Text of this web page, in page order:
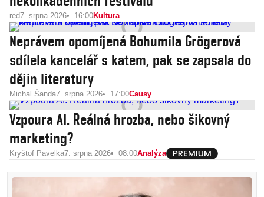
red7. srpna 2026 16:00Kultura
Neprávem opomíjená Bohumila Grögerová
sdílela kancelář s katem, pak se zapsala do
dějin literatury
Michal Šanda7. srpna 2026 17:00Causy
Vzpoura AI. Reálná hrozba, nebo šikovný
marketing?
Kryštof Pavelka7. srpna 2026 08:00Analýza